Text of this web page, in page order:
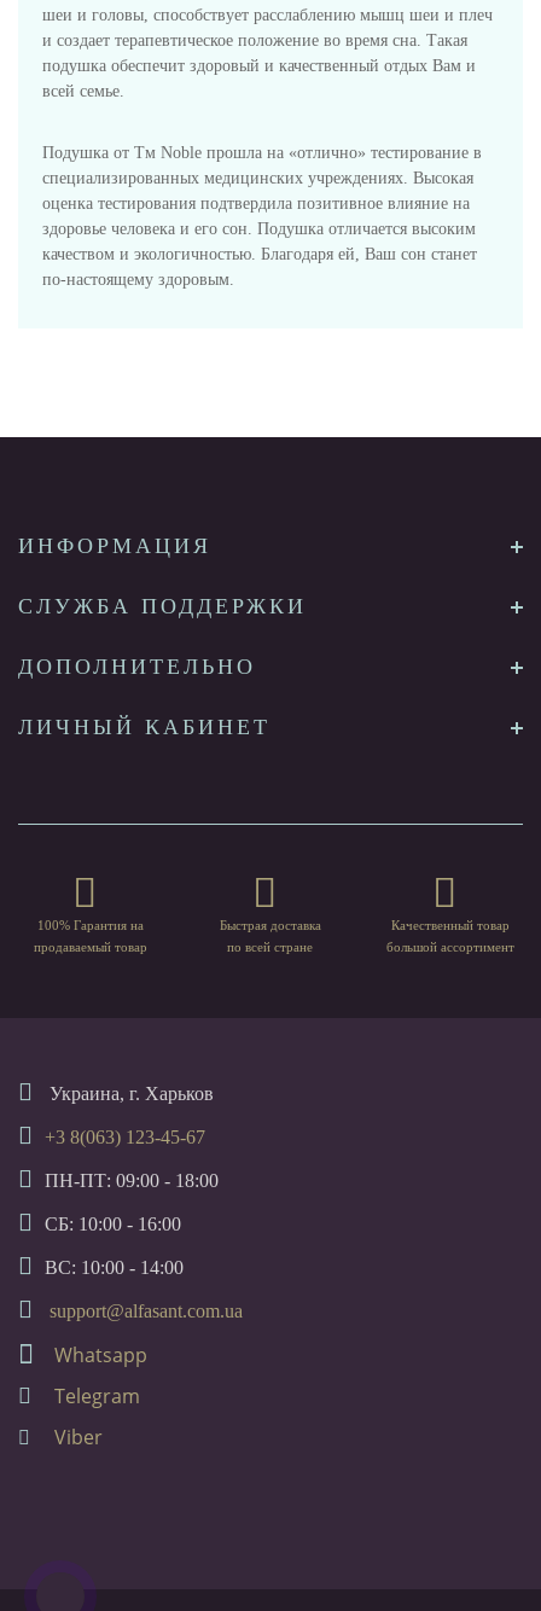
шеи и головы, способствует расслаблению мышц шеи и плеч
и создает терапевтическое положение во время сна. Такая
подушка обеспечит здоровый и качественный отдых Вам и
всей семье.
Подушка от Тм Noble прошла на «отлично» тестирование в
специализированных медицинских учреждениях. Высокая
оценка тестирования подтвердила позитивное влияние на
здоровье человека и его сон. Подушка отличается высоким
качеством и экологичностью. Благодаря ей, Ваш сон станет
по-настоящему здоровым.
ИНФОРМАЦИЯ
СЛУЖБА ПОДДЕРЖКИ
ДОПОЛНИТЕЛЬНО
ЛИЧНЫЙ КАБИНЕТ
100% Гарантия на
продаваемый товар
Быстрая доставка
по всей стране
Качественный товар
большой ассортимент
Украина, г. Харьков
+3 8(063) 123-45-67
ПН-ПТ: 09:00 - 18:00
СБ: 10:00 - 16:00
ВС: 10:00 - 14:00
support@alfasant.com.ua
Whatsapp
Telegram
Viber